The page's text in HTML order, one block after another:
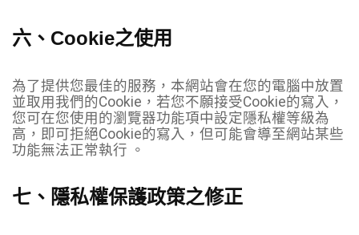
六、Cookie之使用
為了提供您最佳的服務，本網站會在您的電腦中放置
並取用我們的Cookie，若您不願接受Cookie的寫入，
您可在您使用的瀏覽器功能項中設定隱私權等級為
高，即可拒絕Cookie的寫入，但可能會導至網站某些
功能無法正常執行 。
七、隱私權保護政策之修正